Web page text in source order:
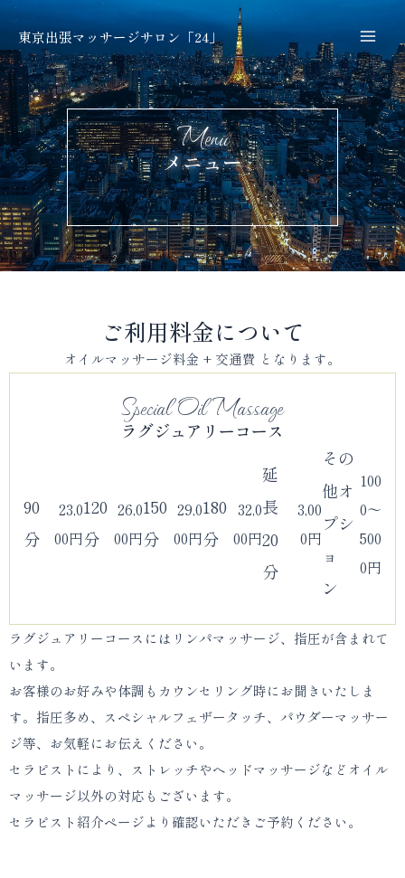
内
容
を
ス
キ
ッ
プ
東京出張マッサージサロン「24」
Menu
メニュー
ご利用料金について
オイルマッサージ料金 + 交通費 となります。
Special Oil Massage
ラグジュアリーコース
90
分
23,0
00円
120
分
26,0
00円
150
分
29,0
00円
180
分
32,0
00円
延
長
20
分
3,00
0円
その
他オ
プシ
ョ
ン
100
0～
500
0円
ラグジュアリーコースにはリンパマッサージ、指圧が含まれて
います。
お客様のお好みや体調もカウンセリング時にお聞きいたしま
す。指圧多め、スペシャルフェザータッチ、パウダーマッサー
ジ等、お気軽にお伝えください。
セラピストにより、ストレッチやヘッドマッサージなどオイル
マッサージ以外の対応もございます。
セラピスト紹介ページより確認いただきご予約ください。